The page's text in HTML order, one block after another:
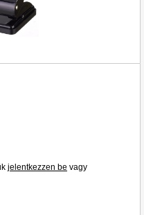
jelentkezzen be vagy